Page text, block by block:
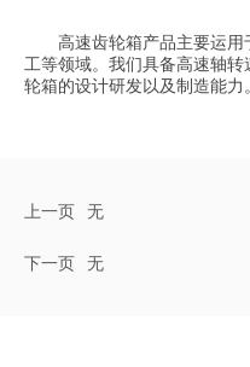
高速齿轮箱产品主要运用
工等领域。我们具备高速轴
轮箱的设计研发以及制造能力
上一页 无
下一页 无